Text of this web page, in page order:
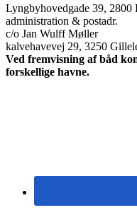
Lyngbyhovedgade 39, 2800
administration & postadr.
c/o Jan Wulff Møller
kalvehavevej 29, 3250
Ved fremvisning af båd
forskellige havne.